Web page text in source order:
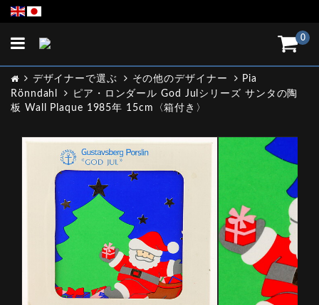
0
Toggle
デザイナーで選ぶ その他のデザイナー
Pia
Rönndahl
ピア・ロンダール God Julシリーズ サンタの陶
板 Wall Plaque 1985年 15cm〈箱付き〉